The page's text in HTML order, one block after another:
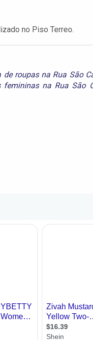
no Piso Terreo.
de roupas na Rua São
femininas na Rua São